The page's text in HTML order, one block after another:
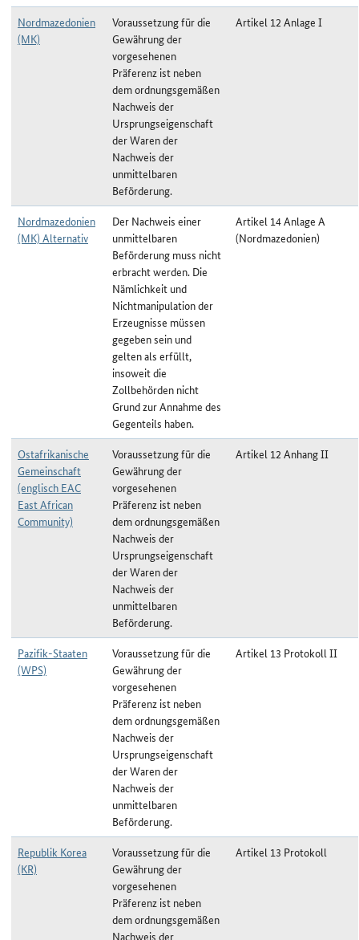
Nordmazedonien
(MK)
Voraussetzung für die
Gewährung der
vorgesehenen
Präferenz ist neben
dem ordnungsgemäßen
Nachweis der
Ursprungseigenschaft
der Waren der
Nachweis der
unmittelbaren
Beförderung.
Artikel 12 Anlage I
Nordmazedonien
(MK) Alternativ
Der Nachweis einer
unmittelbaren
Beförderung muss nicht
erbracht werden. Die
Nämlichkeit und
Nichtmanipulation der
Erzeugnisse müssen
gegeben sein und
gelten als erfüllt,
insoweit die
Zollbehörden nicht
Grund zur Annahme des
Gegenteils haben.
Artikel 14 Anlage A
(Nordmazedonien)
Ostafrikanische
Gemeinschaft
(englisch EAC
East African
Community)
Voraussetzung für die
Gewährung der
vorgesehenen
Präferenz ist neben
dem ordnungsgemäßen
Nachweis der
Ursprungseigenschaft
der Waren der
Nachweis der
unmittelbaren
Beförderung.
Artikel 12 Anhang II
Pazifik-Staaten
(WPS)
Voraussetzung für die
Gewährung der
vorgesehenen
Präferenz ist neben
dem ordnungsgemäßen
Nachweis der
Ursprungseigenschaft
der Waren der
Nachweis der
unmittelbaren
Beförderung.
Artikel 13 Protokoll II
Republik Korea
(KR)
Voraussetzung für die
Gewährung der
vorgesehenen
Präferenz ist neben
dem ordnungsgemäßen
Nachweis der
Artikel 13 Protokoll